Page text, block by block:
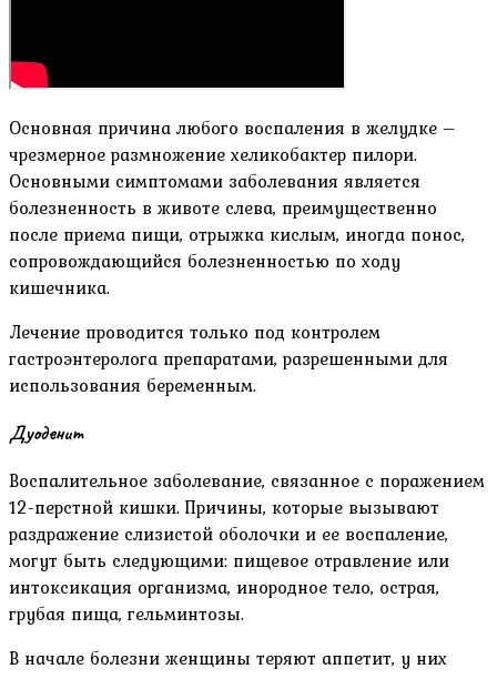
Основная причина любого воспаления в желудке –
чрезмерное размножение хеликобактер пилори.
Основными симптомами заболевания является
болезненность в животе слева, преимущественно
после приема пищи, отрыжка кислым, иногда понос,
сопровождающийся болезненностью по ходу
кишечника.
Лечение проводится только под контролем
гастроэнтеролога препаратами, разрешенными для
использования беременным.
Дуоденит
Воспалительное заболевание, связанное с поражением
12-перстной кишки. Причины, которые вызывают
раздражение слизистой оболочки и ее воспаление,
могут быть следующими: пищевое отравление или
интоксикация организма, инородное тело, острая,
грубая пища, гельминтозы.
В начале болезни женщины теряют аппетит, у них